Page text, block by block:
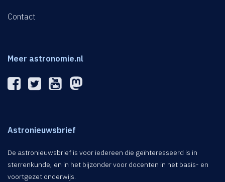
Contact
Meer astronomie.nl
Astronieuwsbrief
De astronieuwsbrief is voor iedereen die geïnteresseerd is in
sterrenkunde, en in het bijzonder voor docenten in het basis- en
voortgezet onderwijs.